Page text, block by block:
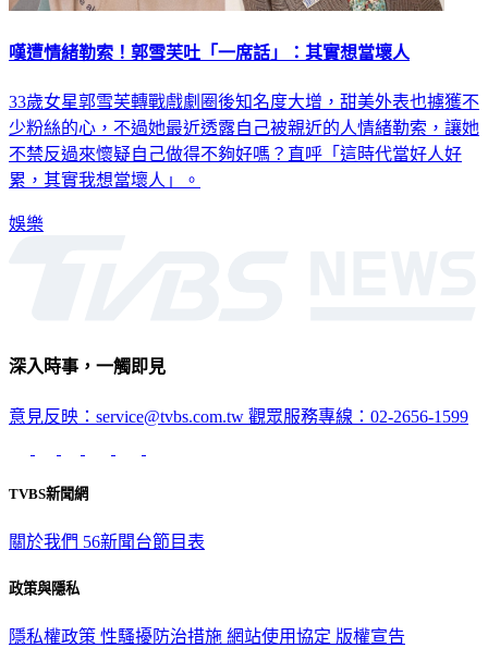
嘆遭情緒勒索！郭雪芙吐「一席話」：其實想當壞人
33歲女星郭雪芙轉戰戲劇圈後知名度大增，甜美外表也擄獲不
少粉絲的心，不過她最近透露自己被親近的人情緒勒索，讓她
不禁反過來懷疑自己做得不夠好嗎？直呼「這時代當好人好
累，其實我想當壞人」。
娛樂
深入時事，一觸即見
意見反映：service@tvbs.com.tw 觀眾服務專線：02-2656-1599
TVBS新聞網
關於我們 56新聞台節目表
政策與隱私
隱私權政策 性騷擾防治措施 網站使用協定 版權宣告